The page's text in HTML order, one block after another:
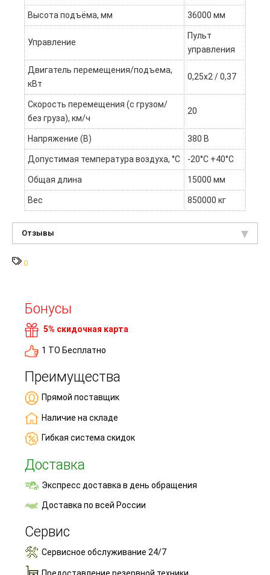
Высота подъёма, мм 36000 мм
Управление
Пульт
управления
Двигатель перемещения/подъема,
кВт
0,25х2 / 0,37
Скорость перемещения (с грузом/
без груза), км/ч
20
Напряжение (В) 380 В
Допустимая температура воздуха, °С -20°С +40°С
Общая длина 15000 мм
Вес 850000 кг
Отзывы
0
Бонусы
5% скидочная карта
1 ТО Бесплатно
Преимущества
Прямой поставщик
Наличие на складе
Гибкая система скидок
Доставка
Экспресс доставка в день обращения
Доставка по всей России
Сервис
Сервисное обслуживание 24/7